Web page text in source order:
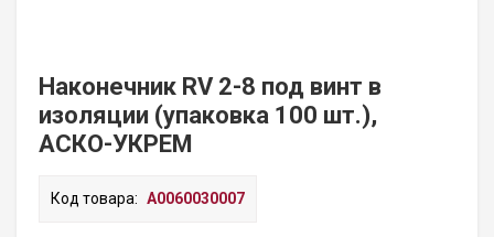
Наконечник RV 2-8 под винт в
изоляции (упаковка 100 шт.),
АСКО-УКРЕМ
Код товара: A0060030007